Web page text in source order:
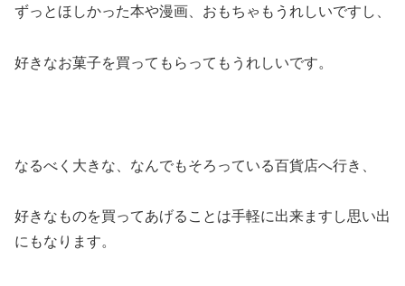
ずっとほしかった本や漫画、おもちゃもうれしいですし、
好きなお菓子を買ってもらってもうれしいです。
なるべく大きな、なんでもそろっている百貨店へ行き、
好きなものを買ってあげることは手軽に出来ますし思い出
にもなります。